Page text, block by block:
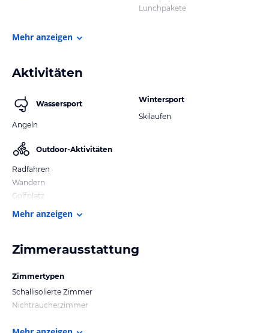
Lunchpakete
Mehr anzeigen
Aktivitäten
Wassersport
Angeln
Outdoor-Aktivitäten
Radfahren
Wandern
Golfplatz
Wintersport
Skilaufen
Mehr anzeigen
Zimmerausstattung
Zimmertypen
Schallisolierte Zimmer
Nichtraucherzimmer